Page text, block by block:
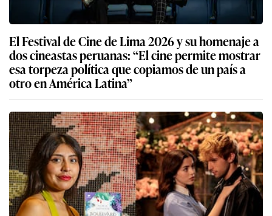
El Festival de Cine de Lima 2026 y su homenaje a
dos cineastas peruanas: “El cine permite mostrar
esa torpeza política que copiamos de un país a
otro en América Latina”